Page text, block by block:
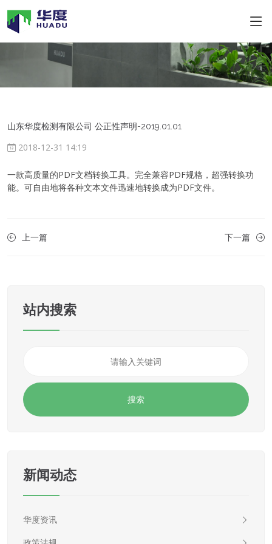
山东华度检测有限公司 公正性声明-2019.01.01
2018-12-31 14:19
一款高质量的PDF文档转换工具。完全兼容PDF规格，超强转换功
能。可自由地将各种文本文件迅速地转换成为PDF文件。
上一篇 下一篇
站内搜索
新闻动态
华度资讯